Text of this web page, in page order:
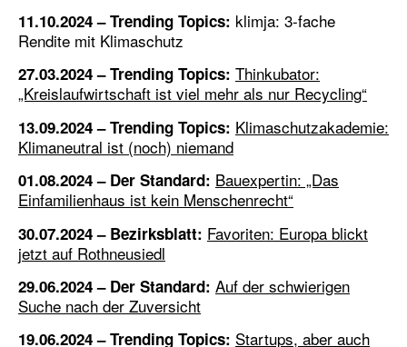
11.10.2024 – Trending Topics: klimja: 3-fache
Rendite mit Klimaschutz
27.03.2024 – Trending Topics: Thinkubator:
„Kreislaufwirtschaft ist viel mehr als nur Recycling“
13.09.2024 – Trending Topics: Klimaschutzakademie:
Klimaneutral ist (noch) niemand
01.08.2024 – Der Standard: Bauexpertin: „Das
Einfamilienhaus ist kein Menschenrecht“
30.07.2024 – Bezirksblatt: Favoriten: Europa blickt
jetzt auf Rothneusiedl
29.06.2024 – Der Standard: Auf der schwierigen
Suche nach der Zuversicht
19.06.2024 – Trending Topics: Startups, aber auch